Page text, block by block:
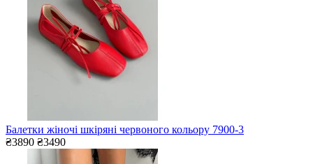
Балетки жіночі шкіряні червоного кольору 7900-3
₴3890 ₴3490